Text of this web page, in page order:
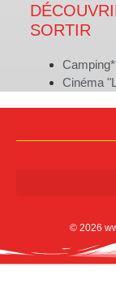
SORTIR
Cinéma
© 2026